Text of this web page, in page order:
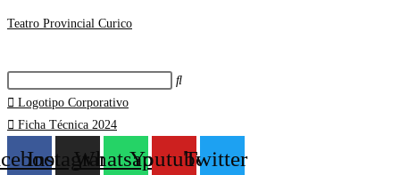
Teatro Provincial Curico
Logotipo Corporativo
Ficha Técnica 2024
InstagramWhatsappYoutubeTwitter